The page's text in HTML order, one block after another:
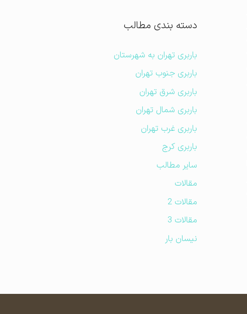
دسته بندی مطالب
باربری تهران به شهرستان
باربری جنوب تهران
باربری شرق تهران
باربری شمال تهران
باربری غرب تهران
باربری کرج
سایر مطالب
مقالات
مقالات 2
مقالات 3
نیسان بار